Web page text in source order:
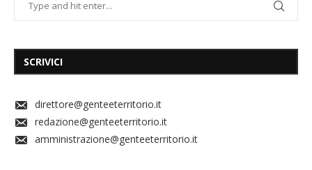
SCRIVICI
direttore@genteeterritorio.it
redazione@genteeterritorio.it
amministrazione@genteeterritorio.it